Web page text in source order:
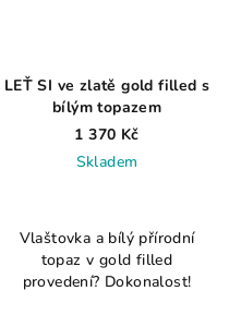
LEŤ SI ve zlatě gold filled s
bílým topazem
1 370 Kč
Skladem
produktu
je
5,0
Vlaštovka a bílý přírodní
topaz v gold filled
provedení? Dokonalost!